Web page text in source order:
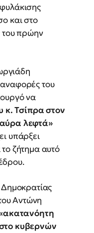
και στο
του πρώην
του
να
κ. Τσίπρα στον
λεφτά»
υπάρξει
ζήτημα αυτό
Αντώνη
κυβερνών